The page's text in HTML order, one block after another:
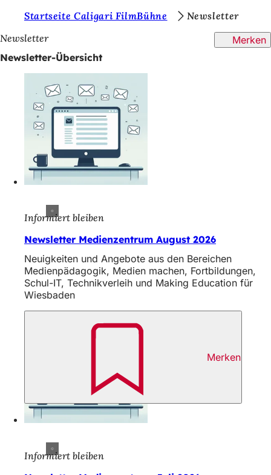
Inhalt anspringen
i
e
Startseite Caligari FilmBühne
Newsletter
Newsletter
Merken
Newsletter-Übersicht
Informiert bleiben
Newsletter Medienzentrum August 2026
Neuigkeiten und Angebote aus den Bereichen
Medienpädagogik, Medien machen, Fortbildungen,
Schul-IT, Technikverleih und Making Education für
Wiesbaden
Merken
Informiert bleiben